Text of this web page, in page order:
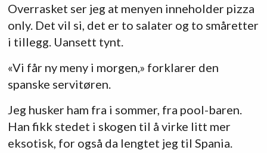
Overrasket ser jeg at menyen inneholder pizza
only. Det vil si, det er to salater og to småretter
i tillegg. Uansett tynt.
«Vi får ny meny i morgen,» forklarer den
spanske servitøren.
Jeg husker ham fra i sommer, fra pool-baren.
Han fikk stedet i skogen til å virke litt mer
eksotisk, for også da lengtet jeg til Spania.